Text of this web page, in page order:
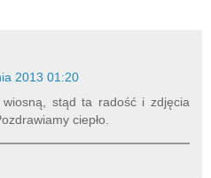
2013 01:20
stąd ta radość i zdjęcia
ciepło.